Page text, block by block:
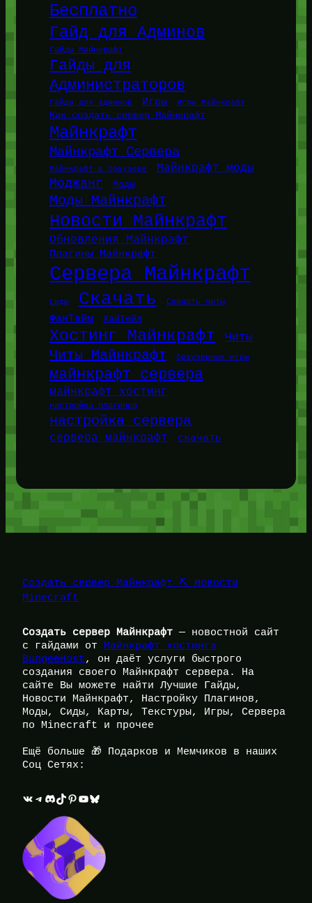
Бесплатно
Гайд для Админов
Гайды Майнкрафт
Гайды для
Администраторов
Гайды для админов Игры Игры Майнкрафт
Как создать сервер Майнкрафт
Майнкрафт
Майнкрафт Сервера
Майнкрафт в браузере Майнкрафт моды
Моджанг Моды
Моды Майнкрафт
Новости Майнкрафт
Обновления Майнкрафт
Плагины Майнкрафт
Сервера Майнкрафт
Сиды Скачать Скачать читы
ФанТайм ХайТейл
Хостинг Майнкрафт Читы
Читы Майнкрафт браузерные игры
майнкрафт сервера
майнкрафт хостинг
настройка плагинов
настройка сервера
сервера майнкрафт скачать
Создать сервер Майнкрафт ⛏️ Новости
Minecraft
Создать сервер Майнкрафт — новостной сайт
с гайдами от
Майнкрафт хостинга
BungeeHost, он даёт услуги быстрого
создания своего Майнкрафт сервера. На
сайте Вы можете найти Лучшие Гайды,
Новости Майнкрафт, Настройку Плагинов,
Моды, Сиды, Карты, Текстуры, Игры, Сервера
по Minecraft и прочее
Ещё больше 🎁 Подарков и Мемчиков в наших
Соц Сетях:
ВКонтакте Telegram Discord TikTok Pinterest YouTube Bluesky